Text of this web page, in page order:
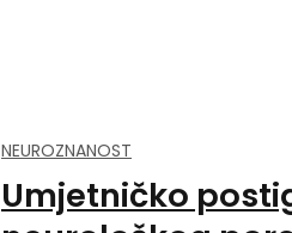
NEUROZNANOST
Umjetničko